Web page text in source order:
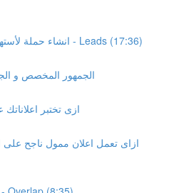
انشاء حملة لأستهداف الجمهور المحتمل - Leads (17:36)
الجمهور المخصص و
ازى تختبر اعلاناتك
ازاى تعمل اعلان ممول ناجح